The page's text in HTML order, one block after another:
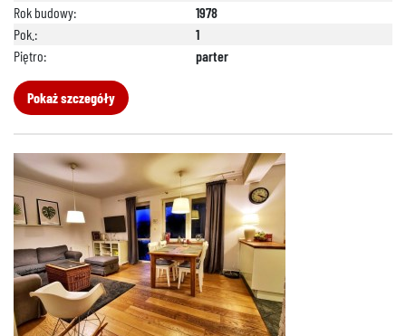
Rok budowy:
1978
Pok.:
1
Piętro:
parter
Pokaż szczegóły